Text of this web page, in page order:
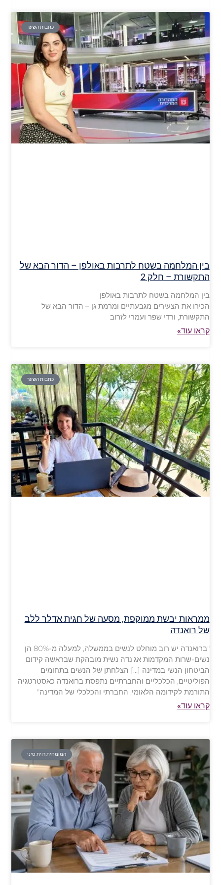
כתבות השער
בין המלחמה בשטח לתרבות באולפן – הדור הבא של
התקשורת – חלק 2
בין המלחמה בשטח לתרבות באולפן
הכירו את הצעירים מגבעתיים ומרמת גן – הדור הבא של
התקשורת, ורדי שפר ועמרי לזרוב
קראו עוד»
כתבות השער
ממראות יבשת ממוקפת, מסעה של חגית אדלר ללב
של רואנדה
"ברואנדה יש רוב מוחלט לנשים בממשלה, למעלה מ-80% הן
נשים-שרות המקדמות אג'נדה נשית מובהקת שבראשה קידום
הביטחון הנשי במדינה […] הצלחתן של הנשים בתחומים
הפוליטיים, הכלכליים והחברתיים נתפסת ברואנדה כאסטרטגיה
התורמת לקידומה הלאומי, החברתי והכלכלי של המדינה"
קראו עוד»
המומחית רוית סיני